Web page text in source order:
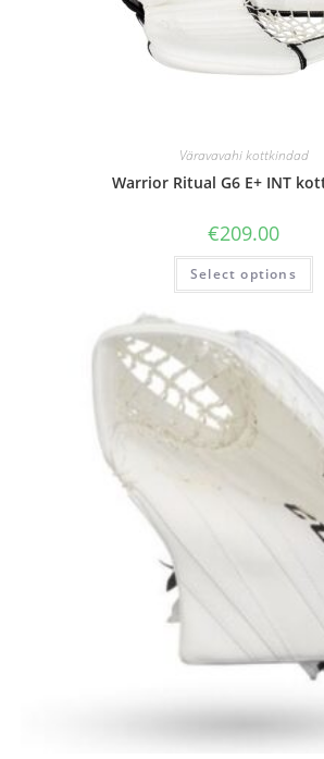
Väravavahi kottkindad
Warrior Ritual G6 E+ INT
€209.00
Select options